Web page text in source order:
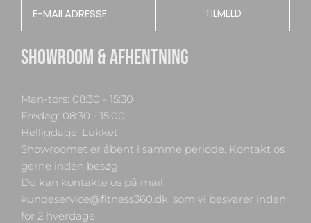
TILMELD
SHOWROOM & AFHENTNING
Man-tors: 08:30 - 15:30
Fredag: 08:30 - 15:00
Helligdage: Lukket
Showroomet er åbent i samme periode. Kontakt os
gerne inden besøg.
Du kan kontakte os på mail
kundeservice@fitness360.dk, som vi besvarer inden
for 2 hverdage.